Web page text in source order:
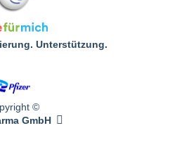
Unterstützung.
©
GmbH